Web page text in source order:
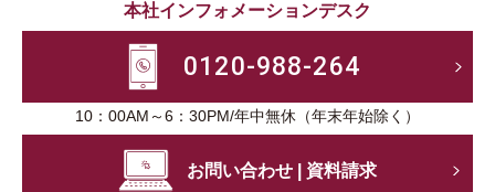
本社インフォメーションデスク
0120-988-264
10：00AM～6：30PM/年中無休（年末年始除く）
お問い合わせ | 資料請求